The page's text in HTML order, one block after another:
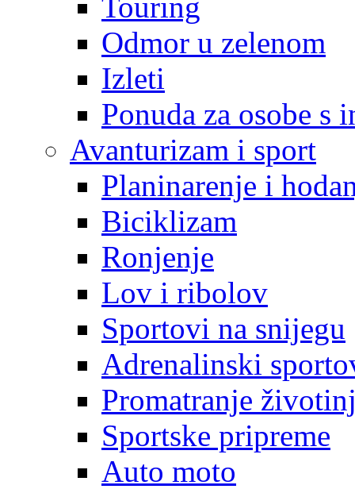
Odmor u zelenom
Izleti
Ponuda za osobe s
Avanturizam i sport
Planinarenje i
Biciklizam
Ronjenje
Lov i ribolov
Sportovi na snijegu
Adrenalinski
Promatranje
Sportske pripreme
Auto moto